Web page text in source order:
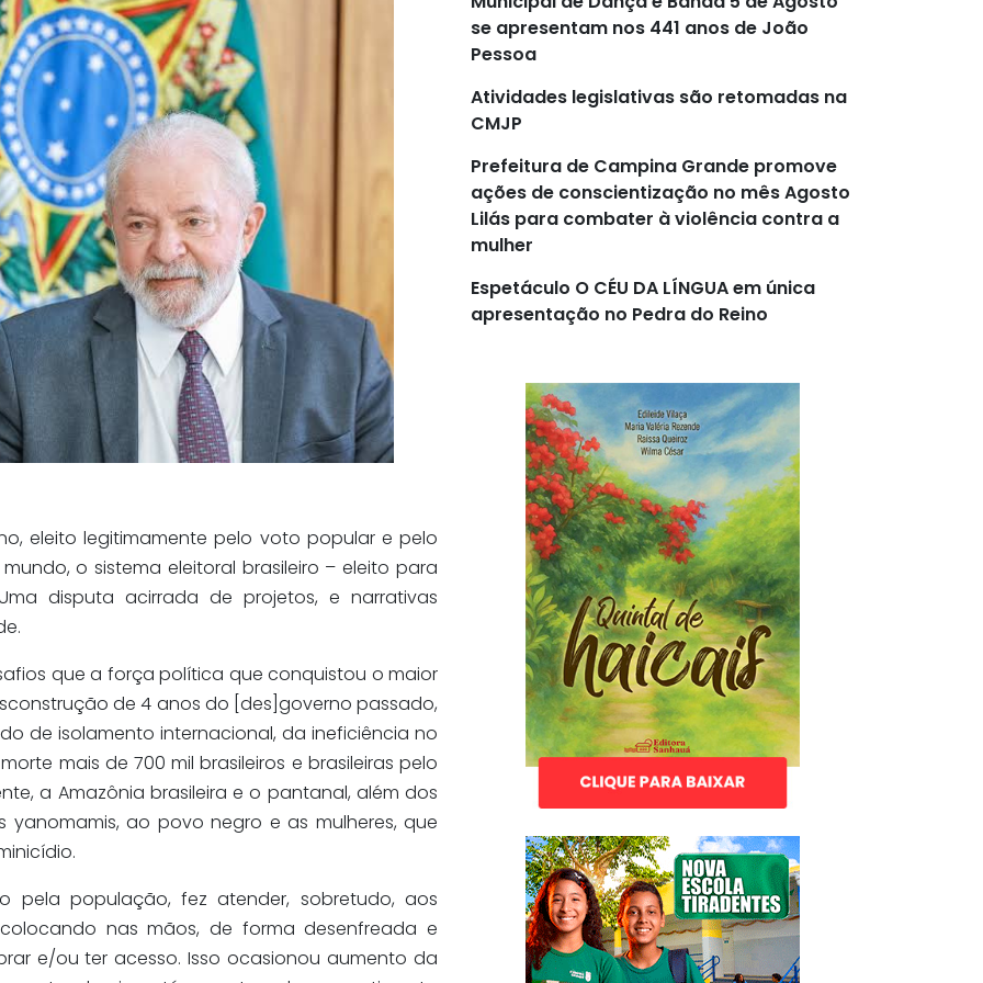
eleito legitimamente pelo voto popular e pelo
o sistema eleitoral brasileiro – eleito para
disputa acirrada de projetos, e narrativas
que a força política que conquistou o maior
de 4 anos do [des]governo passado,
de isolamento internacional, da ineficiência no
mais de 700 mil brasileiros e brasileiras pelo
a Amazônia brasileira e o pantanal, além dos
yanomamis, ao povo negro e as mulheres, que
pela população, fez atender, sobretudo, aos
nas mãos, de forma desenfreada e
e/ou ter acesso. Isso ocasionou aumento da
se apresentam nos 441 anos de João
Pessoa
Atividades legislativas são retomadas na
CMJP
Prefeitura de Campina Grande promove
ações de conscientização no mês Agosto
Lilás para combater à violência contra a
mulher
Espetáculo O CÉU DA LÍNGUA em única
apresentação no Pedra do Reino